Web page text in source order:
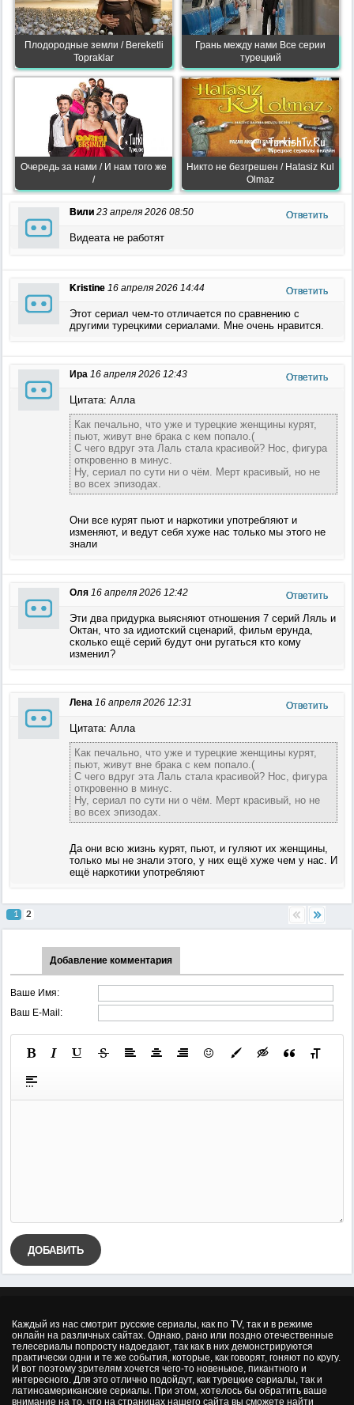
Плодородные земли / Bereketli
Topraklar
Грань между нами Все серии
турецкий
Очередь за нами / И нам того же
/
Никто не безгрешен / Hatasiz Kul
Olmaz
Вили 23 апреля 2026 08:50 Ответить
Видеата не работят
Kristine 16 апреля 2026 14:44 Ответить
Этот сериал чем-то отличается по сравнению с
другими турецкими сериалами. Мне очень нравится.
Ира 16 апреля 2026 12:43 Ответить
Цитата: Алла
Как печально, что уже и турецкие женщины курят,
пьют, живут вне брака с кем попало.(
С чего вдруг эта Лаль стала красивой? Нос, фигура
откровенно в минус.
Ну, сериал по сути ни о чём. Мерт красивый, но не
во всех эпизодах.
Они все курят пьют и наркотики употребляют и
изменяют, и ведут себя хуже нас только мы этого не
знали
Оля 16 апреля 2026 12:42 Ответить
Эти два придурка выясняют отношения 7 серий Ляль и
Октан, что за идиотский сценарий, фильм ерунда,
сколько ещё серий будут они ругаться кто кому
изменил?
Лена 16 апреля 2026 12:31 Ответить
Цитата: Алла
Как печально, что уже и турецкие женщины курят,
пьют, живут вне брака с кем попало.(
С чего вдруг эта Лаль стала красивой? Нос, фигура
откровенно в минус.
Ну, сериал по сути ни о чём. Мерт красивый, но не
во всех эпизодах.
Да они всю жизнь курят, пьют, и гуляют их женщины,
только мы не знали этого, у них ещё хуже чем у нас. И
ещё наркотики употребляют
1 2
Добавление комментария
Ваше Имя:
Ваш E-Mail:
ДОБАВИТЬ
Каждый из нас смотрит русские сериалы, как по TV, так и в режиме
онлайн на различных сайтах. Однако, рано или поздно отечественные
телесериалы попросту надоедают, так как в них демонстрируются
практически одни и те же события, которые, как говорят, гоняют по кругу.
И вот поэтому зрителям хочется чего-то новенькое, пикантного и
интересного. Для это отлично подойдут, как турецкие сериалы, так и
латиноамериканские сериалы. При этом, хотелось бы обратить ваше
внимание на то, что на страницах нашего сайта вы сможете найти